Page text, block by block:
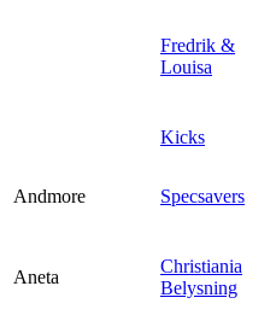
Fredrik &
Louisa
Kicks
Andmore Specsavers
Aneta
Christiania
Belysning